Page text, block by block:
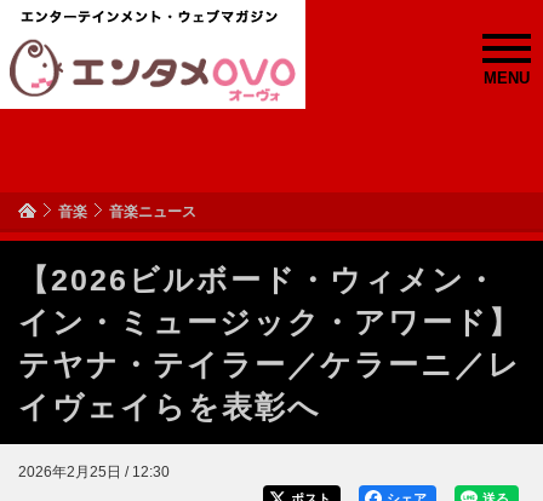
MENU
音楽 音楽ニュース
【2026ビルボード・ウィメン・
イン・ミュージック・アワード】
テヤナ・テイラー／ケラーニ／レ
イヴェイらを表彰へ
2026年2月25日 / 12:30
送る
シェア
ポスト